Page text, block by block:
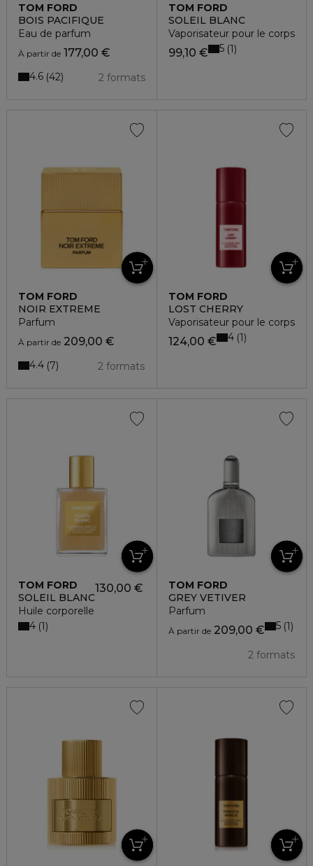
TOM FORD
BOIS PACIFIQUE
Eau de parfum
À partir de 177,00 €
2 formats
4.6 42
TOM FORD
SOLEIL BLANC
Vaporisateur pour le corps
99,10 € 5 1
TOM FORD
NOIR EXTREME
Parfum
À partir de 209,00 €
2 formats
4.4 7
TOM FORD
LOST CHERRY
Vaporisateur pour le corps
124,00 € 4 1
TOM FORD
SOLEIL BLANC
Huile corporelle
130,00 €
4 1
TOM FORD
GREY VETIVER
Parfum
À partir de209,00 €
2 formats
5 1